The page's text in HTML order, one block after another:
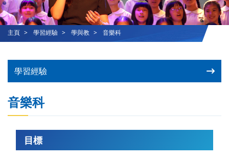
主頁 學習經驗 學與教 音樂科
學習經驗
音樂科
目標